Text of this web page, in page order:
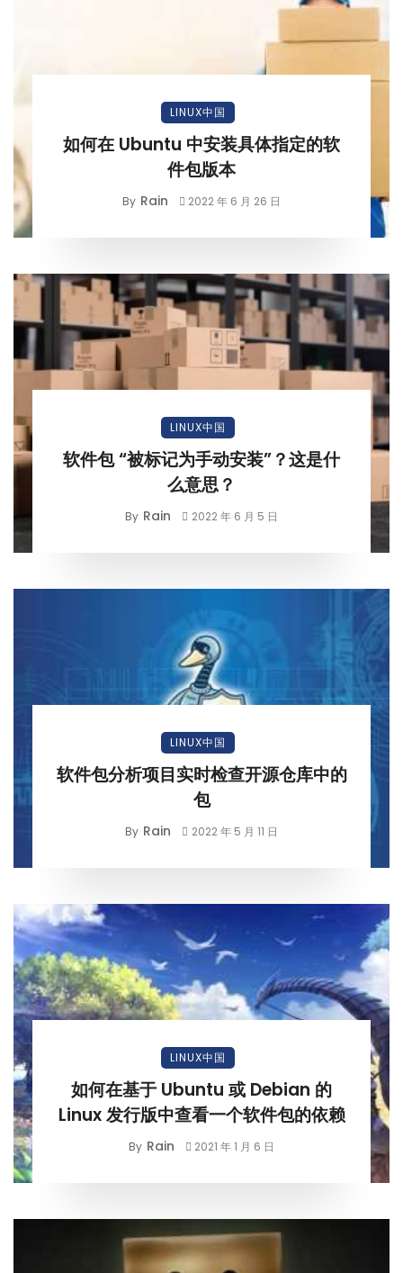
LINUX中国
如何在 Ubuntu 中安装具体指定的软
件包版本
By Rain 2022 年 6 月 26 日
LINUX中国
软件包 “被标记为手动安装”？这是什
么意思？
By Rain 2022 年 6 月 5 日
LINUX中国
软件包分析项目实时检查开源仓库中的
包
By Rain 2022 年 5 月 11 日
LINUX中国
如何在基于 Ubuntu 或 Debian 的
Linux 发行版中查看一个软件包的依赖
By Rain 2021 年 1 月 6 日